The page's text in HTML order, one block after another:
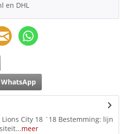
en DHL
City 18 ´18 Bestemming: lijn
meer